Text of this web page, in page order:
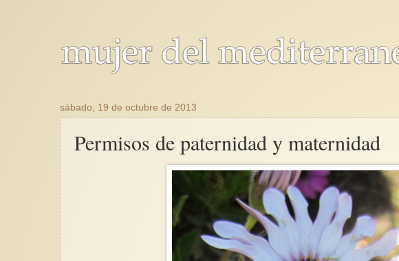
sábado, 19 de octubre de 2013
Permisos de paternidad y maternidad